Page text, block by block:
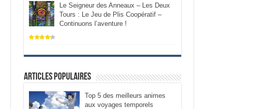
Le Seigneur des Anneaux – Les Deux
Tours : Le Jeu de Plis Coopératif –
Continuons l’aventure !
Articles populaires
Top 5 des meilleurs animes
aux voyages temporels